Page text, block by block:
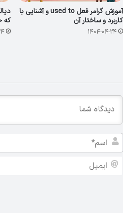
آموزش گرامر فعل used to و آشنایی با
کاربرد و ساختار آن
1404-04-24
که